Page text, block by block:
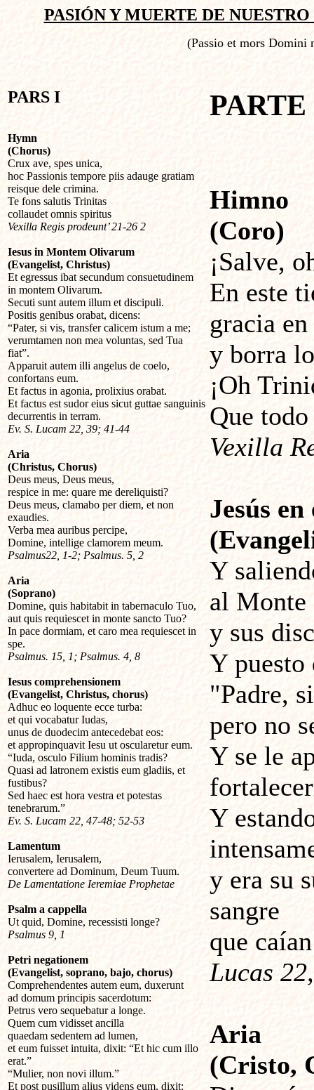
PASIÓN Y MUERTE DE
(Passio et mors Domini
PARS I
Hymn
(Chorus)
Crux ave, spes unica,
hoc Passionis tempore piis adauge gratiam
reisque dele crimina.
Te fons salutis Trinitas
collaudet omnis spiritus
Vexilla Regis prodeunt’ 21-26 2
Iesus in Montem Olivarum
(Evangelist, Christus)
Et egressus ibat secundum consuetudinem
in montem Olivarum.
Secuti sunt autem illum et discipuli.
Positis genibus orabat, dicens:
“Pater, si vis, transfer calicem istum a me;
verumtamen non mea voluntas, sed Tua
fiat”.
Apparuit autem illi angelus de coelo,
confortans eum.
Et factus in agonia, prolixius orabat.
Et factus est sudor eius sicut guttae sanguinis
decurrentis in terram.
Ev. S. Lucam 22, 39; 41-44
Aria
(Christus, Chorus)
Deus meus, Deus meus,
respice in me: quare me dereliquisti?
Deus meus, clamabo per diem, et non
exaudies.
Verba mea auribus percipe,
Domine, intellige clamorem meum.
Psalmus22, 1-2; Psalmus. 5, 2
Aria
(Soprano)
Domine, quis habitabit in tabernaculo Tuo,
aut quis requiescet in monte sancto Tuo?
In pace dormiam, et caro mea requiescet in
spe.
Psalmus. 15, 1; Psalmus. 4, 8
Iesus comprehensionem
(Evangelist, Christus, chorus)
Adhuc eo loquente ecce turba:
et qui vocabatur Iudas,
unus de duodecim antecedebat eos:
et appropinquavit Iesu ut oscularetur eum.
“Iuda, osculo Filium hominis tradis?
Quasi ad latronem existis eum gladiis, et
fustibus?
Sed haec est hora vestra et potestas
tenebrarum.”
Ev. S. Lucam 22, 47-48; 52-53
Lamentum
Ierusalem, Ierusalem,
convertere ad Dominum, Deum Tuum.
De Lamentatione Ieremiae Prophetae
Psalm a cappella
Ut quid, Domine, recessisti longe?
Psalmus 9, 1
Petri negationem
(Evangelist, soprano, bajo, chorus)
Comprehendentes autem eum, duxerunt
ad domum principis sacerdotum:
Petrus vero sequebatur a longe.
Quem cum vidisset ancilla
quaedam sedentem ad lumen,
et eum fuisset intuita, dixit: “Et hic cum illo
erat.”
“Mulier, non novi illum.”
Et post pusillum alius videns eum, dixit:
Himno
(Coro)
¡Salve,
En este
gracia
y borra
¡Oh
Que
Vexilla
Jesús
Y
al Monte
y sus
Y
"Padre,
pero no
Y se le
Y
y era su
sangre
que
Lucas
Aria
(Cristo,